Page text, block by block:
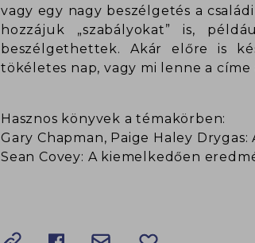
vagy egy nagy beszélgetés a
hozzájuk „szabályokat” is,
beszélgethettek. Akár előre is
tökéletes nap, vagy mi lenne a
Hasznos könyvek a témakörben:
Gary Chapman, Paige Haley
Sean Covey: A kiemelkedően